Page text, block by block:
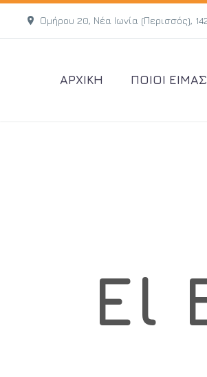
Ομήρου 20, Νέα Ιωνία (Περισσός),
ΑΡΧΙΚΗ ΠΟΙΟΙ
El